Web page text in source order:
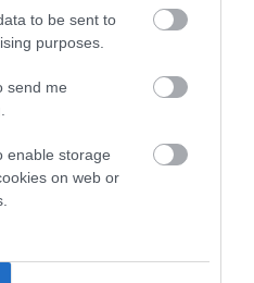
to be sent to
purposes.
send me
enable storage
on web or
καλοκαίρια στην Άνδρο –
την δεκαετία του 1970
γίνεται μνήμη
ΤΗΣ ΑΝΔΡΟΥ: Του